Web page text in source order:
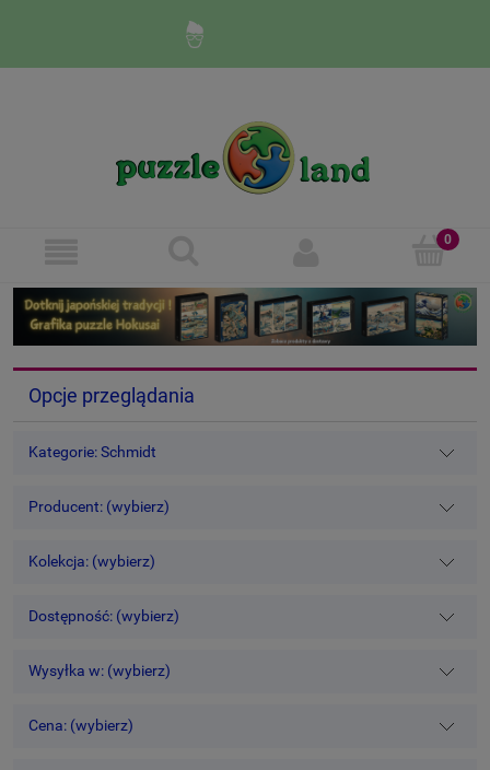
Opcje przeglądania
Kategorie: Schmidt
Producent: (wybierz)
Kolekcja: (wybierz)
Dostępność: (wybierz)
Wysyłka w: (wybierz)
Cena: (wybierz)